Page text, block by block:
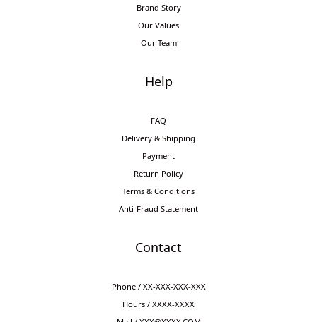
Brand Story
Our Values
Our Team
Help
FAQ
Delivery & Shipping
Payment
Return Policy
Terms & Conditions
Anti-Fraud Statement
Contact
Phone / XX-XXX-XXX-XXX
Hours / XXXX-XXXX